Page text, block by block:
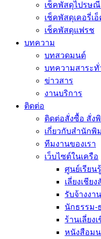
เช็คพัสดุไปรษณี
เช็คพัสดุเคอรี่เ
เช็คพัสดุแฟรช
บทความ
บทสวดมนต์
บทความสาระทั่
ข่าวสาร
งานบริการ
ติดต่อ
ติดต่อสั่งซื้อ สั่ง
เกี่ยวกับสำนักพิ
ทีมงานของเรา
เว็บไซต์ในเครือ
ศูนย์เรียน
เลี่ยงเชีย
รับจ้างงา
นักธรรม-
ร้านเลี่ยงเ
หนังสือม